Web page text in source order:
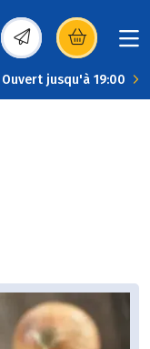
(s’ouvre dans une
Ouvert jusqu'à 19:00